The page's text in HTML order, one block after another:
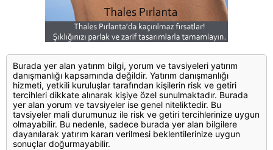
Burada yer alan yatırım bilgi, yorum ve tavsiyeleri yatırım
danışmanlığı kapsamında değildir. Yatırım danışmanlığı
hizmeti, yetkili kuruluşlar tarafından kişilerin risk ve getiri
tercihleri dikkate alınarak kişiye özel sunulmaktadır. Burada
yer alan yorum ve tavsiyeler ise genel niteliktedir. Bu
tavsiyeler mali durumunuz ile risk ve getiri tercihlerinize uygun
olmayabilir. Bu nedenle, sadece burada yer alan bilgilere
dayanılarak yatırım kararı verilmesi beklentilerinize uygun
sonuçlar doğurmayabilir.